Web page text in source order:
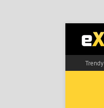
Trendy